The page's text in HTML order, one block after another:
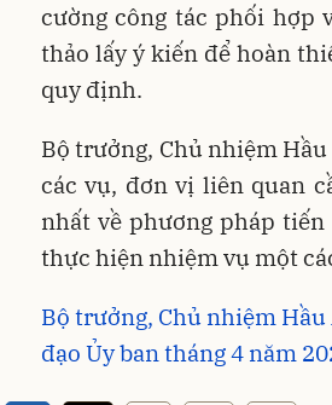
cường công tác phối hợp
thảo lấy ý kiến để hoàn
quy định.
Bộ trưởng, Chủ nhiệm
các vụ, đơn vị liên quan
nhất về phương pháp
thực hiện nhiệm vụ một
Bộ trưởng, Chủ nhiệm
đạo Ủy ban tháng 4 năm